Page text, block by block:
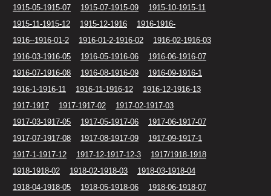
1915-05-1915-07
1915-07-1915-09
1915-10-1915-11
1915-11-1915-12
1915-12-1916
1916-1916-
1916--1916-01-2
1916-01-2-1916-02
1916-02-1916-03
1916-03-1916-05
1916-05-1916-06
1916-06-1916-07
1916-07-1916-08
1916-08-1916-09
1916-09-1916-1
1916-1-1916-11
1916-11-1916-12
1916-12-1916-13
1917-1917
1917-1917-02
1917-02-1917-03
1917-03-1917-05
1917-05-1917-06
1917-06-1917-07
1917-07-1917-08
1917-08-1917-09
1917-09-1917-1
1917-1-1917-12
1917-12-1917-12-3
1917/1918-1918
1918-1918-02
1918-02-1918-03
1918-03-1918-04
1918-04-1918-05
1918-05-1918-06
1918-06-1918-07